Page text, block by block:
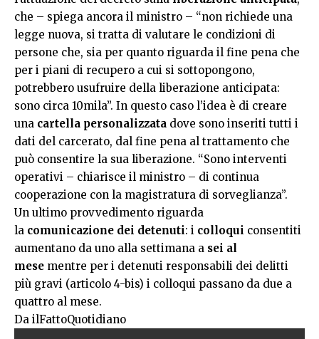
che – spiega ancora il ministro – “non richiede una
legge nuova, si tratta di valutare le condizioni di
persone che, sia per quanto riguarda il fine pena che
per i piani di recupero a cui si sottopongono,
potrebbero usufruire della liberazione anticipata:
sono circa 10mila”. In questo caso l’idea è di creare
una cartella personalizzata dove sono inseriti tutti i
dati del carcerato, dal fine pena al trattamento che
può consentire la sua liberazione. “Sono interventi
operativi – chiarisce il ministro – di continua
cooperazione con la magistratura di sorveglianza”.
Un ultimo provvedimento riguarda
la comunicazione dei detenuti: i colloqui consentiti
aumentano da uno alla settimana a sei al
mese mentre per i detenuti responsabili dei delitti
più gravi (articolo 4-bis) i colloqui passano da due a
quattro al mese.
Da ilFattoQuotidiano